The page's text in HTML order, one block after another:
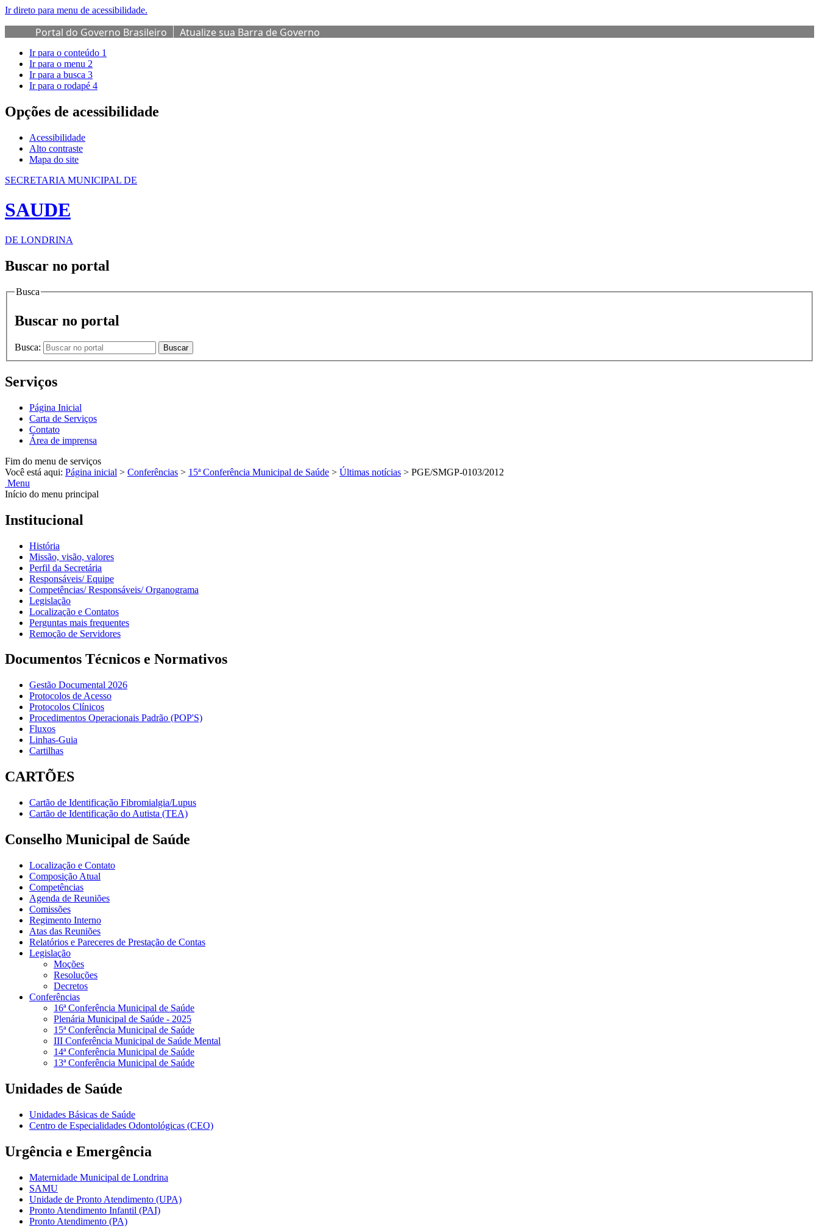
Ir direto para menu de acessibilidade.
Portal do Governo Brasileiro Atualize sua Barra de Governo
Ir para o conteúdo 1
Ir para o menu 2
Ir para a busca 3
Ir para o rodapé 4
Opções de acessibilidade
Acessibilidade
Alto contraste
Mapa do site
SECRETARIA MUNICIPAL DE
SAUDE
DE LONDRINA
Buscar no portal
Busca
Buscar no portal
Busca: Buscar
Serviços
Página Inicial
Carta de Serviços
Contato
Área de imprensa
Fim do menu de serviços
Você está aqui: Página inicial > Conferências > 15ª Conferência Municipal de Saúde > Últimas notícias > PGE/SMGP-0103/2012
Menu
Início do menu principal
Institucional
História
Missão, visão, valores
Perfil da Secretária
Responsáveis/ Equipe
Competências/ Responsáveis/ Organograma
Legislação
Localização e Contatos
Perguntas mais frequentes
Remoção de Servidores
Documentos Técnicos e Normativos
Gestão Documental 2026
Protocolos de Acesso
Protocolos Clínicos
Procedimentos Operacionais Padrão (POP'S)
Fluxos
Linhas-Guia
Cartilhas
CARTÕES
Cartão de Identificação Fibromialgia/Lupus
Cartão de Identificação do Autista (TEA)
Conselho Municipal de Saúde
Localização e Contato
Composição Atual
Competências
Agenda de Reuniões
Comissões
Regimento Interno
Atas das Reuniões
Relatórios e Pareceres de Prestação de Contas
Legislação
Moções
Resoluções
Decretos
Conferências
16ª Conferência Municipal de Saúde
Plenária Municipal de Saúde - 2025
15ª Conferência Municipal de Saúde
III Conferência Municipal de Saúde Mental
14ª Conferência Municipal de Saúde
13ª Conferência Municipal de Saúde
Unidades de Saúde
Unidades Básicas de Saúde
Centro de Especialidades Odontológicas (CEO)
Urgência e Emergência
Maternidade Municipal de Londrina
SAMU
Unidade de Pronto Atendimento (UPA)
Pronto Atendimento Infantil (PAI)
Pronto Atendimento (PA)